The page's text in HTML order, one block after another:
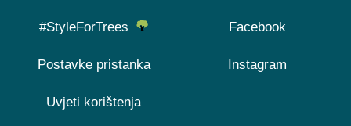
#StyleForTrees
Postavke pristanka
Uvjeti korištenja
Facebook
Instagram